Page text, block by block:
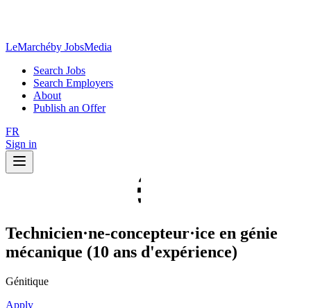
LeMarchéby JobsMedia
Search Jobs
Search Employers
About
Publish an Offer
FR
Sign in
Technicien·ne-concepteur·ice en génie
mécanique (10 ans d'expérience)
Génitique
Apply